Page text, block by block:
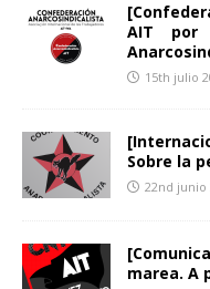
AIT por
15th julio
Sobre la
22nd junio
marea. A